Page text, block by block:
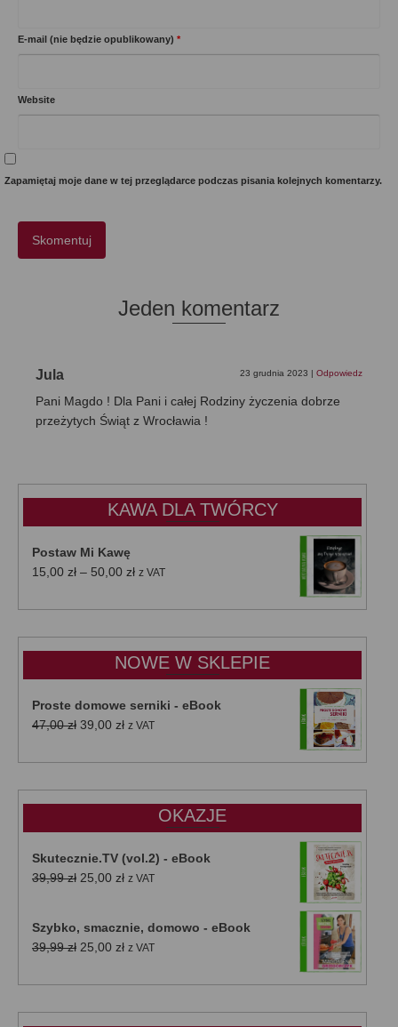
E-mail (nie będzie opublikowany) *
Website
Zapamiętaj moje dane w tej przeglądarce podczas pisania kolejnych komentarzy.
Jeden komentarz
Jula 23 grudnia 2023 | Odpowiedz
Pani Magdo ! Dla Pani i całej Rodziny życzenia dobrze
przeżytych Świąt z Wrocławia !
KAWA DLA TWÓRCY
Postaw Mi Kawę
15,00 zł – 50,00 złZakres
od
do
50,00 zł
z VAT
NOWE W SKLEPIE
Proste domowe serniki - eBook
47,00zł Pierwotna
wynosiła:
39,00 złAktualna
wynosi:
z VAT
OKAZJE
Skutecznie.TV (vol.2) - eBook
39,99zł Pierwotna
39,99 zł.
25,00 złAktualna
25,00 zł.
z VAT
Szybko, smacznie, domowo - eBook
39,99zł Pierwotna
wynosiła:
25,00 złAktualna
wynosi:
z VAT